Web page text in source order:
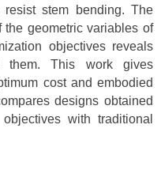
stem bending. The
geometric variables of
objectives reveals
them. This work gives
cost and embodied
designs obtained
with traditional